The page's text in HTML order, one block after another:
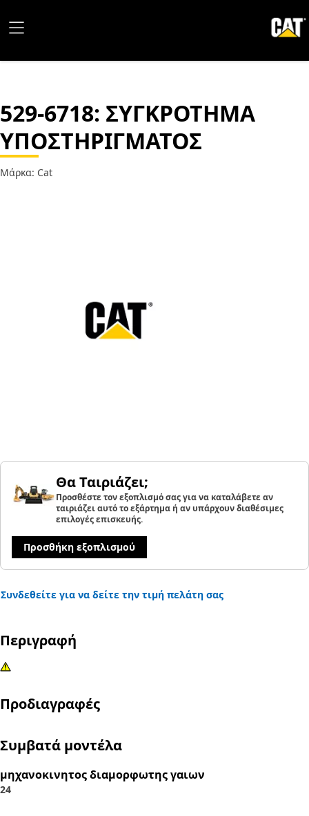
529-6718: ΣΥΓΚΡΟΤΗΜΑ
ΥΠΟΣΤΗΡΙΓΜΑΤΟΣ
Μάρκα: Cat
Θα Ταιριάζει;
Προσθέστε τον εξοπλισμό σας για να καταλάβετε αν
ταιριάζει αυτό το εξάρτημα ή αν υπάρχουν διαθέσιμες
επιλογές επισκευής.
Προσθήκη εξοπλισμού
Συνδεθείτε για να δείτε την τιμή πελάτη σας
Περιγραφή
Προδιαγραφές
Συμβατά μοντέλα
μηχανοκινητος διαμορφωτης γαιων
24